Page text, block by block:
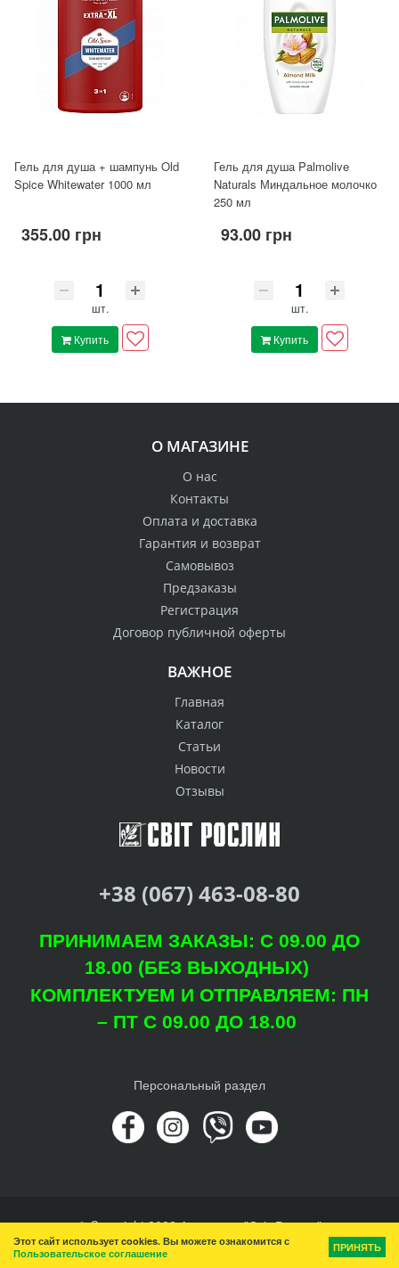
Гель для душа + шампунь Old
Spice Whitewater 1000 мл
355.00 грн
шт.
Купить
Гель для душа Palmolive
Naturals Миндальное молочко
250 мл
93.00 грн
шт.
Купить
О МАГАЗИНЕ
О нас
Контакты
Оплата и доставка
Гарантия и возврат
Самовывоз
Предзаказы
Регистрация
Договор публичной оферты
ВАЖНОЕ
Главная
Каталог
Статьи
Новости
Отзывы
+38 (067) 463-08-80
ПРИНИМАЕМ ЗАКАЗЫ: С 09.00 ДО
18.00 (БЕЗ ВЫХОДНЫХ)
КОМПЛЕКТУЕМ И ОТПРАВЛЯЕМ: ПН
– ПТ С 09.00 ДО 18.00
Персональный раздел
© Copyright 2022 Агроцентр "Світ Рослин"
Наверх
Этот сайт использует cookies. Вы можете ознакомится с
Пользовательское соглашение
ПРИНЯТЬ